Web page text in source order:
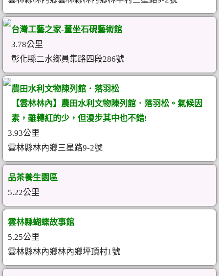
台灣工藝之家-董坐石硯藝術館
3.78公里
彰化縣二水鄉員集路四段286號
農田水利文物陳列館．落羽松
【雲林林內】農田水利文物陳列館．落羽松。氣候因
素，雖轉紅的少，但漫步其中也不錯!
3.93公里
雲林縣林內鄉三星路9-2號
品茶養生園區
5.22公里
雲林縣蝴蝶故事館
5.25公里
雲林縣林內鄉林內鄉坪頂村1號